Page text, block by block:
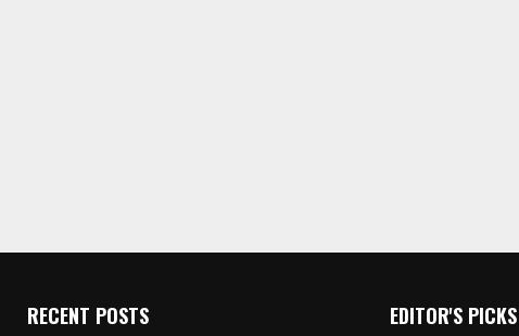
RECENT POSTS EDITOR'S PICKS